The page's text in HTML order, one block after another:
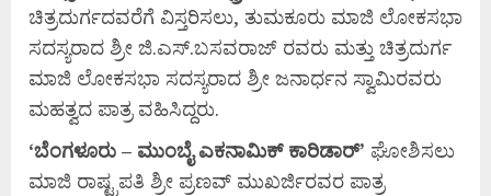
ಚಿತ್ರದುರ್ಗದವರೆಗೆ ವಿಸ್ತರಿಸಲು, ತುಮಕೂರು ಮಾಜಿ ಲೋಕಸಭಾ
ಸದಸ್ಯರಾದ ಶ್ರೀ ಜಿ.ಎಸ್.ಬಸವರಾಜ್ ರವರು ಮತ್ತು ಚಿತ್ರದುರ್ಗ
ಮಾಜಿ ಲೋಕಸಭಾ ಸದಸ್ಯರಾದ ಶ್ರೀ ಜನಾರ್ಧನ ಸ್ವಾಮಿರವರು
ಮಹತ್ವದ ಪಾತ್ರ ವಹಿಸಿದ್ದರು.
‘ಬೆಂಗಳೂರು – ಮುಂಬೈಎಕನಾಮಿಕ್ ಕಾರಿಡಾರ್’ ಘೋಶಿಸಲು
ಮಾಜಿ ರಾಷ್ಟ್ರಪತಿ ಶ್ರೀ ಪ್ರಣವ್ ಮುಖರ್ಜಿರವರ ಪಾತ್ರ